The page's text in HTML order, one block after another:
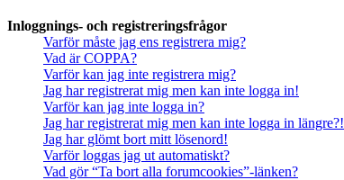
Inloggnings- och registreringsfrågor
Varför måste jag ens registrera mig?
Vad är COPPA?
Varför kan jag inte registrera mig?
Jag har registrerat mig men kan inte logga in!
Varför kan jag inte logga in?
Jag har registrerat mig men kan inte logga in längre?!
Jag har glömt bort mitt lösenord!
Varför loggas jag ut automatiskt?
Vad gör “Ta bort alla forumcookies”-länken?